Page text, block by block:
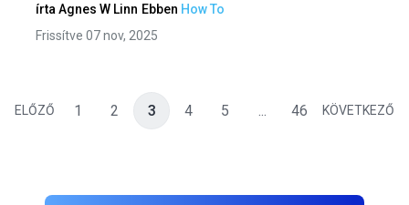
írta Agnes W Linn Ebben How To
Frissítve 07 nov, 2025
ELŐZŐ 1 2 3 4 5 ... 46 KÖVETKEZŐ